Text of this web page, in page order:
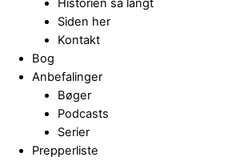
Historien så langt
Siden her
Kontakt
Bog
Anbefalinger
Bøger
Podcasts
Serier
Prepperliste